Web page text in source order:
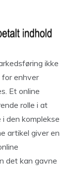
ikke
for enhver
Et online
rolle i at
den komplekse
artikel giver en
det kan gavne